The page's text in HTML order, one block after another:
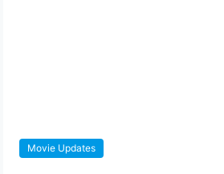
Movie Updates